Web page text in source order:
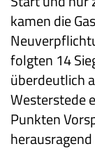
kamen die
folgten 14
überdeutlich
Westerstede
Punkten